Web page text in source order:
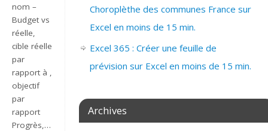
nom –
Budget vs
réelle,
cible réelle
par
rapport à ,
objectif
par
rapport
Progrès,…
Choroplèthe des communes France sur
Excel en moins de 15 min.
Excel 365 : Créer une feuille de
prévision sur Excel en moins de 15 min.
Archives